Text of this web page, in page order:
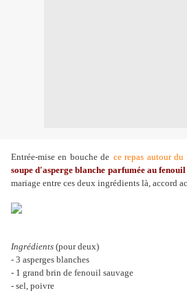
Entrée-mise en bouche de ce repas autour
soupe d'asperge blanche parfumée au fenouil
mariage entre ces deux ingrédients là, accord
Ingrédients (pour deux)
- 3 asperges blanches
- 1 grand brin de fenouil sauvage
- sel, poivre